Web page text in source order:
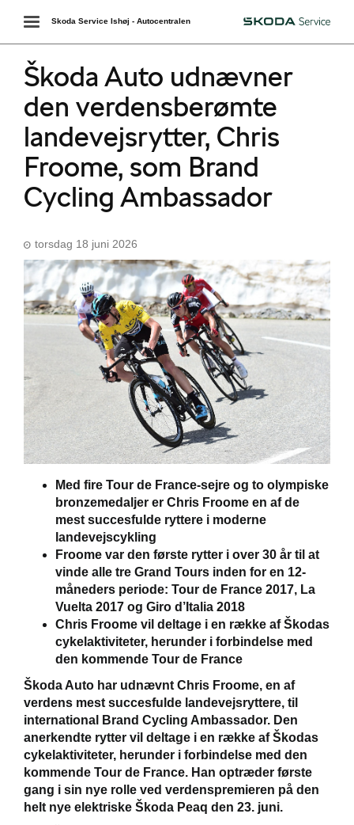
Danmarks
Toggle
navigation
Škoda
Skoda Service Ishøj - Autocentralen
Škoda Auto udnævner
den verdensberømte
landevejsrytter, Chris
Froome, som Brand
Cycling Ambassador
torsdag 18 juni 2026
Med fire Tour de France-sejre og to olympiske
bronzemedaljer er Chris Froome en af de
mest succesfulde ryttere i moderne
landevejscykling
Froome var den første rytter i over 30 år til at
vinde alle tre Grand Tours inden for en 12-
måneders periode: Tour de France 2017, La
Vuelta 2017 og Giro d’Italia 2018
Chris Froome vil deltage i en række af Škodas
cykelaktiviteter, herunder i forbindelse med
den kommende Tour de France
Škoda Auto har udnævnt Chris Froome, en af
verdens mest succesfulde landevejsryttere, til
international Brand Cycling Ambassador. Den
anerkendte rytter vil deltage i en række af Škodas
cykelaktiviteter, herunder i forbindelse med den
kommende Tour de France. Han optræder første
gang i sin nye rolle ved verdenspremieren på den
helt nye elektriske Škoda Peaq den 23. juni.